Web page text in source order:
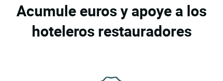
Acumule euros y apoye a los
hoteleros restauradores